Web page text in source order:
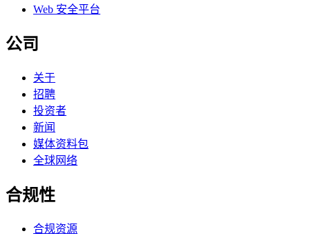
Web 安全平台
公司
关于
招聘
投资者
新闻
媒体资料包
全球网络
合规性
合规资源